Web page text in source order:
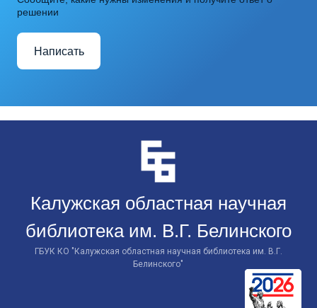
решении
Написать
Калужская областная научная
библиотека им. В.Г. Белинского
ГБУК КО "Калужская областная научная библиотека им. В.Г.
Белинского"